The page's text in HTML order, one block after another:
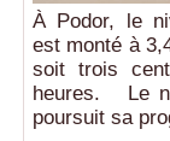
À Podor, le
est monté à
soit trois
heures. Le
poursuit sa